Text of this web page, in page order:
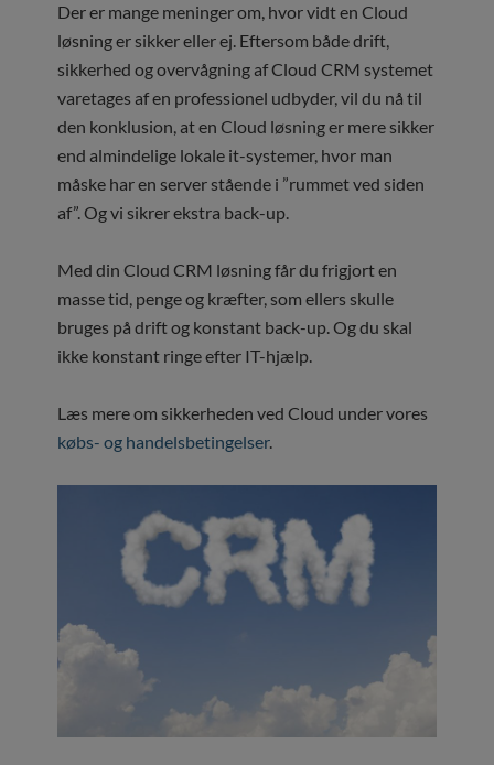
Der er mange meninger om, hvor vidt en Cloud
løsning er sikker eller ej. Eftersom både drift,
sikkerhed og overvågning af Cloud CRM systemet
varetages af en professionel udbyder, vil du nå til
den konklusion, at en Cloud løsning er mere sikker
end almindelige lokale it-systemer, hvor man
måske har en server stående i ”rummet ved siden
af”. Og vi sikrer ekstra back-up.
Med din Cloud CRM løsning får du frigjort en
masse tid, penge og kræfter, som ellers skulle
bruges på drift og konstant back-up. Og du skal
ikke konstant ringe efter IT-hjælp.
Læs mere om sikkerheden ved Cloud under vores
købs- og handelsbetingelser.